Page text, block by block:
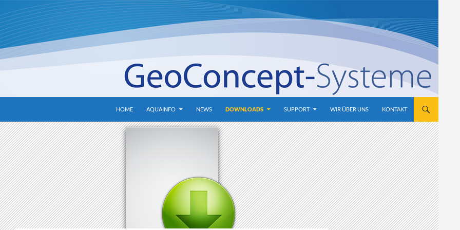
HOME AQUAINFO NEWS DOWNLOADS SUPPORT WIR ÜBER UNS KONTAKT